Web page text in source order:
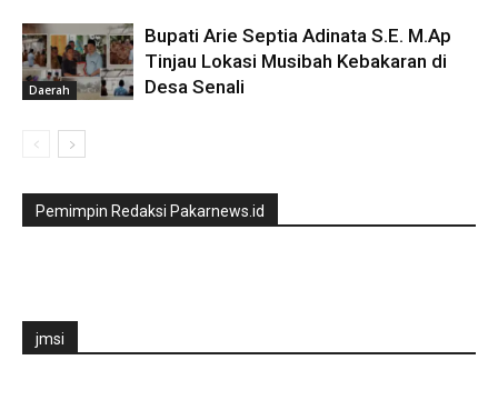
Daerah
Bupati Arie Septia Adinata S.E. M.Ap
Tinjau Lokasi Musibah Kebakaran di
Desa Senali
Pemimpin Redaksi Pakarnews.id
jmsi